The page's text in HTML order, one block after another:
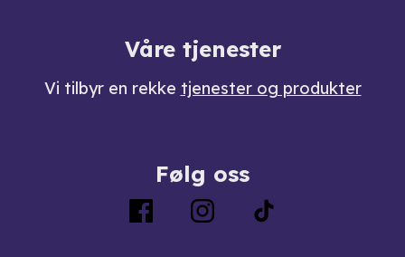
Våre tjenester
Vi tilbyr en rekke tjenester og produkter
Følg oss